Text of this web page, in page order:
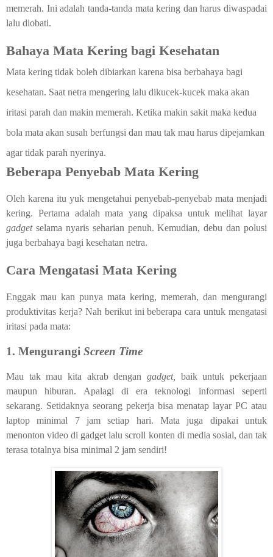
memerah. Ini adalah tanda-tanda mata kering dan harus diwaspadai
lalu diobati.
Bahaya Mata Kering bagi Kesehatan
Mata kering tidak boleh dibiarkan karena bisa berbahaya bagi
kesehatan. Saat netra mengering lalu dikucek-kucek maka akan
iritasi parah dan makin memerah. Ketika makin sakit maka kedua
bola mata akan susah berfungsi dan mau tak mau harus dipejamkan
agar tidak parah nyerinya.
Beberapa Penyebab Mata Kering
Oleh karena itu yuk mengetahui penyebab-penyebab mata menjadi
kering. Pertama adalah mata yang dipaksa untuk melihat layar
gadget selama nyaris seharian penuh. Kemudian, debu dan polusi
juga berbahaya bagi kesehatan netra.
Cara Mengatasi Mata Kering
Enggak mau kan punya mata kering, memerah, dan mengurangi
produktivitas kerja? Nah berikut ini beberapa cara untuk mengatasi
iritasi pada mata:
1. Mengurangi Screen Time
Mau tak mau kita akrab dengan gadget, baik untuk pekerjaan
maupun hiburan. Apalagi di era teknologi informasi seperti
sekarang. Setidaknya seorang pekerja bisa menatap layar PC atau
laptop minimal 7 jam setiap hari. Mata juga dipakai untuk
menonton video di gadget lalu scroll konten di media sosial, dan tak
terasa totalnya bisa minimal 2 jam sendiri!